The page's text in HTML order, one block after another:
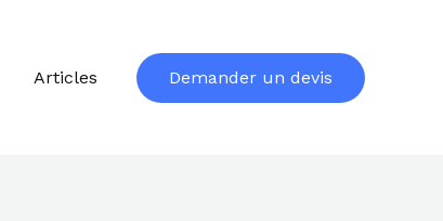
Articles Demander un devis